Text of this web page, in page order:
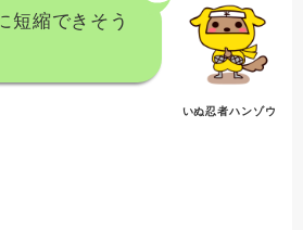
短縮できそう
いぬ忍者ハンゾウ